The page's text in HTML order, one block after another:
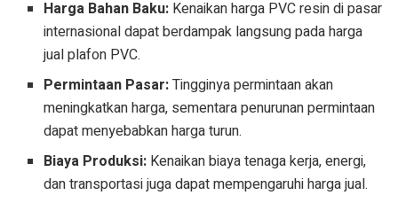
Harga Bahan Baku: Kenaikan harga PVC resin di pasar
internasional dapat berdampak langsung pada harga
jual plafon PVC.
Permintaan Pasar:Tingginya permintaan akan
meningkatkan harga, sementara penurunan permintaan
dapat menyebabkan harga turun.
Biaya Produksi: Kenaikan biaya tenaga kerja, energi,
dan transportasi juga dapat mempengaruhi harga jual.